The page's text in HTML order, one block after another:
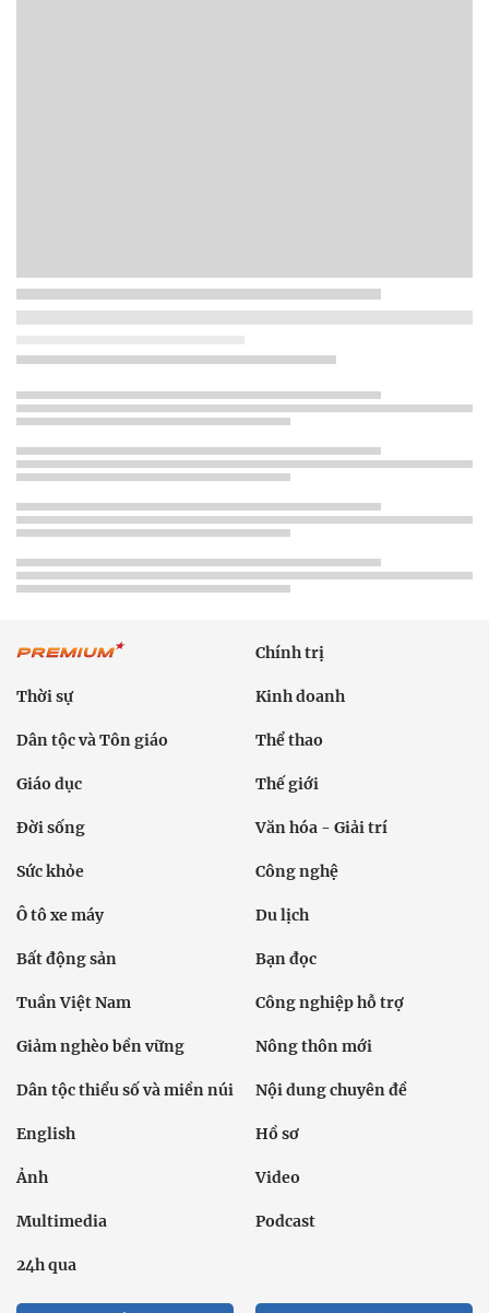
Chính trị
Thời sự Kinh doanh
Dân tộc và Tôn giáo Thể thao
Giáo dục Thế giới
Đời sống Văn hóa - Giải trí
Sức khỏe Công nghệ
Ô tô xe máy Du lịch
Bất động sản Bạn đọc
Tuần Việt Nam Công nghiệp hỗ trợ
Giảm nghèo bền vững Nông thôn mới
Dân tộc thiểu số và miền núi Nội dung chuyên đề
English Hồ sơ
Ảnh Video
Multimedia Podcast
24h qua